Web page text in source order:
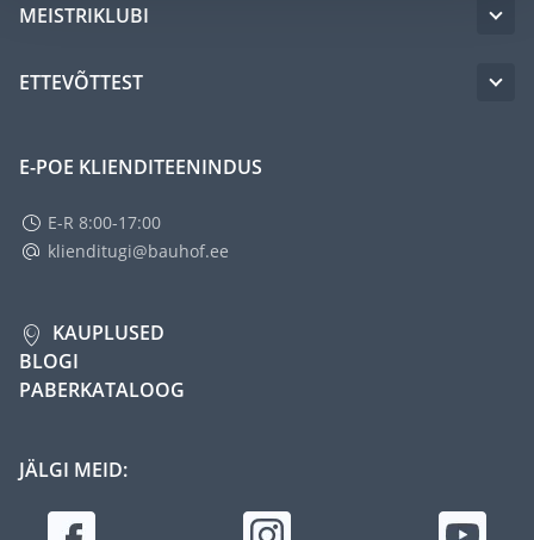
MEISTRIKLUBI
ETTEVÕTTEST
E-POE KLIENDITEENINDUS
E-R 8:00-17:00
klienditugi@bauhof.ee
KAUPLUSED
BLOGI
PABERKATALOOG
JÄLGI MEID: